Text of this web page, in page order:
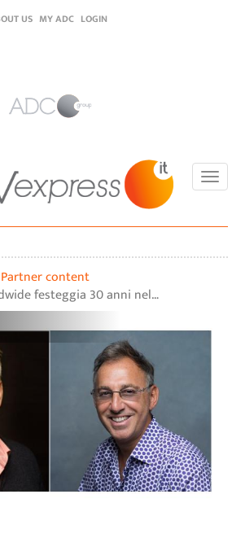
US MY ADC LOGIN
Partner content
festeggia 30 anni nel…